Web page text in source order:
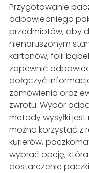
Przygotowanie
odpowiedniego
przedmiotów, aby
nienaruszonym
kartonów, folii
zapewnić
dołączyć
zamówienia oraz
zwrotu. Wybór
metody wysyłki
można korzystać z
kurierów,
wybrać opcję,
dostarczenie